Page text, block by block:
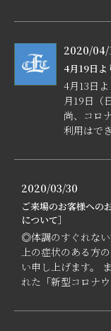
2020/04/
4月19日よ
4月13日
月19日（
尚、コロ
利用はで
2020/03/30
ご来場のお客様への
について］
◎体調のすぐれな
上の症状のある方
い申し上げます。
れた「新型コロナ